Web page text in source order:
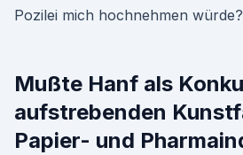
Pozilei mich hochnehmen würde?
Mußte Hanf als
aufstrebenden
Papier- und